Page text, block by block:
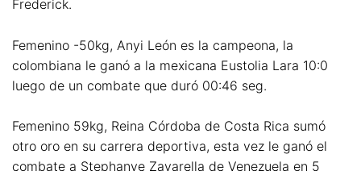
Frederick.
Femenino -50kg, Anyi León es la campeona, la
colombiana le ganó a la mexicana Eustolia Lara 10:0
luego de un combate que duró 00:46 seg.
Femenino 59kg, Reina Córdoba de Costa Rica sumó
otro oro en su carrera deportiva, esta vez le ganó el
combate a Stephanye Zavarella de Venezuela en 5